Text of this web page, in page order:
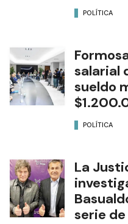
POLÍTICA
salarial
sueldo
POLÍTICA
La
serie